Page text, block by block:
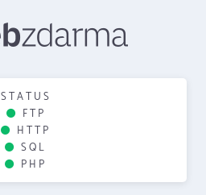
STATUS
FTP
HTTP
SQL
PHP